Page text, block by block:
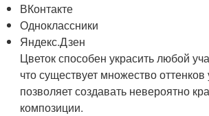
ВКонтакте
Одноклассники
Яндекс.Дзен
Цветок способен украсить любой
что существует множество оттенков
позволяет создавать невероятно
композиции.